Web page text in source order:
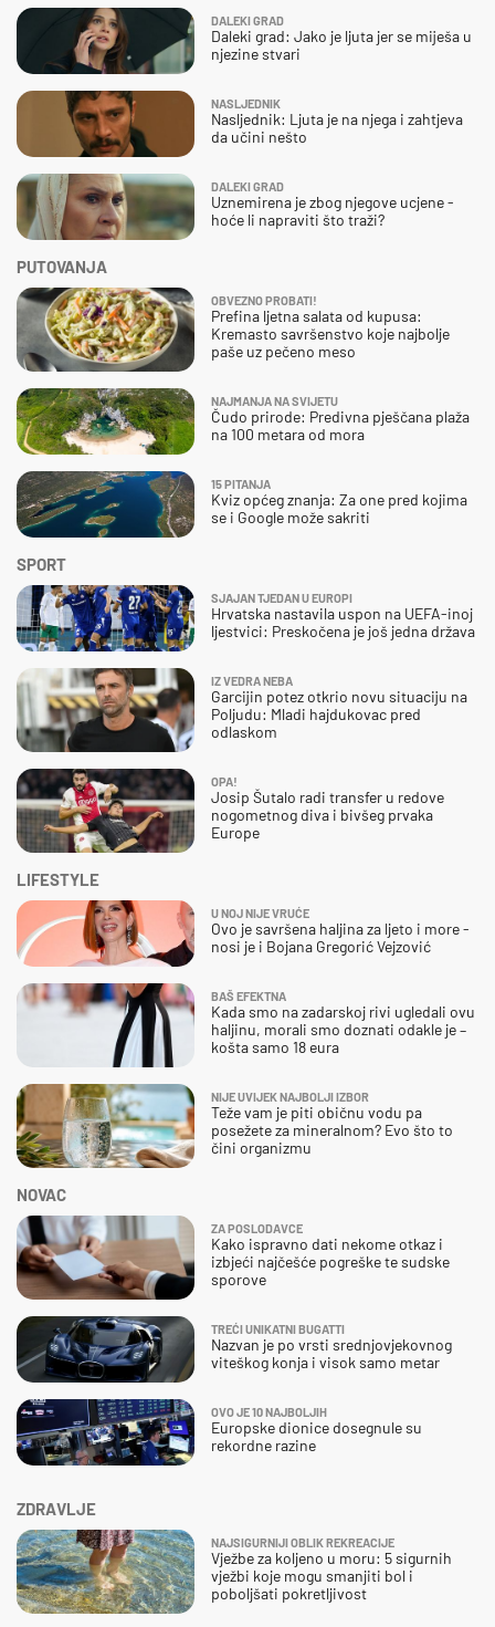
ZDRAVLJE
NAJSIGURNIJI OBLIK REKREACIJE
Vježbe za koljeno u moru: 5 sigurnih
vježbi koje mogu smanjiti bol i
poboljšati pokretljivost
SPORT
SJAJAN TJEDAN U EUROPI
Hrvatska nastavila uspon na UEFA-inoj
ljestvici: Preskočena je još jedna država
IZ VEDRA NEBA
Garcijin potez otkrio novu situaciju na
Poljudu: Mladi hajdukovac pred
odlaskom
OPA!
Josip Šutalo radi transfer u redove
nogometnog diva i bivšeg prvaka
Europe
DALEKI GRAD
Daleki grad: Jako je ljuta jer se miješa u
njezine stvari
NASLJEDNIK
Nasljednik: Ljuta je na njega i zahtjeva
da učini nešto
DALEKI GRAD
Uznemirena je zbog njegove ucjene -
hoće li napraviti što traži?
PUTOVANJA
OBVEZNO PROBATI!
Prefina ljetna salata od kupusa:
Kremasto savršenstvo koje najbolje
paše uz pečeno meso
NAJMANJA NA SVIJETU
Čudo prirode: Predivna pješčana plaža
na 100 metara od mora
15 PITANJA
Kviz općeg znanja: Za one pred kojima
se i Google može sakriti
NOVAC
ZA POSLODAVCE
Kako ispravno dati nekome otkaz i
izbjeći najčešće pogreške te sudske
sporove
TREĆI UNIKATNI BUGATTI
Nazvan je po vrsti srednjovjekovnog
viteškog konja i visok samo metar
OVO JE 10 NAJBOLJIH
Europske dionice dosegnule su
rekordne razine
LIFESTYLE
U NOJ NIJE VRUĆE
Ovo je savršena haljina za ljeto i more -
nosi je i Bojana Gregorić Vejzović
BAŠ EFEKTNA
Kada smo na zadarskoj rivi ugledali ovu
haljinu, morali smo doznati odakle je –
košta samo 18 eura
NIJE UVIJEK NAJBOLJI IZBOR
Teže vam je piti običnu vodu pa
posežete za mineralnom? Evo što to
čini organizmu